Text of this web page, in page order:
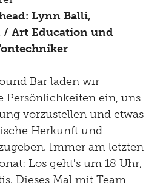
Lynn Balli,
Art Education und
Bar laden wir
Persönlichkeiten ein, uns
vorzustellen und etwas
Herkunft und
Immer am letzten
Los geht's um 18 Uhr,
Dieses Mal mit Team